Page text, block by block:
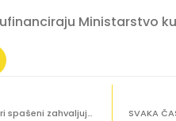
Ministarstvo
[VIDEO] IZBJEGNUTA TRAGEDIJA Tinejdžeri spašeni zahvaljujući hrabrosti trojca iz Cavtata